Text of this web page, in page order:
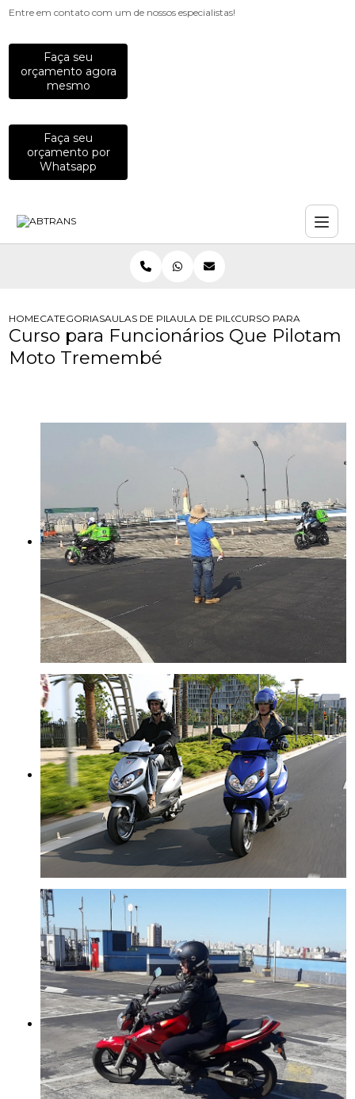
Entre em contato com um de nossos especialistas!
Faça seu
orçamento agora
mesmo
Faça seu
orçamento por
Whatsapp
HOMECATEGORIASAULAS DE PILOTAGEM PARA EMPRESAS
AULA DE PILOTAGEM DEFENSIVA
CURSO PARA
Curso para Funcionários Que Pilotam
Moto Tremembé